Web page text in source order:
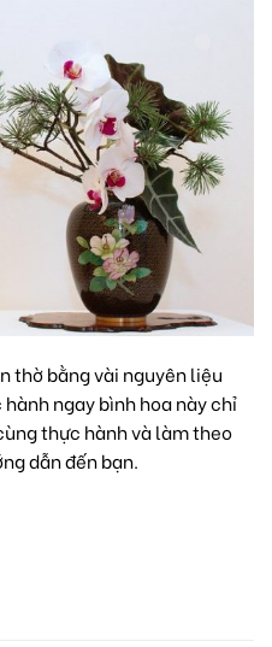
thờ bằng vài nguyên liệu
ngay bình hoa này chỉ
thực hành và làm theo
dẫn đến bạn.